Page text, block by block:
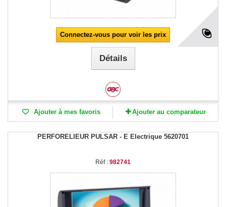
Connectez-vous pour voir les prix
Détails
Ajouter à mes favoris Ajouter au comparateur
PERFORELIEUR PULSAR - E Electrique 5620701
Réf : 982741